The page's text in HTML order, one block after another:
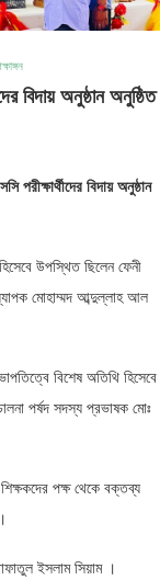
বিদায় অনুষ্ঠান অনুষ্ঠিত
বিদায় অনুষ্ঠান
উপস্থিত ছিলেন ফেনী
মোহাম্মদ আব্দুল্লাহ আল
বিশেষ অতিথি হিসেবে
পর্ষদ সদস্য প্রভাষক মোঃ
পক্ষ থেকে বক্তব্য
ইসলাম সিয়াম ।